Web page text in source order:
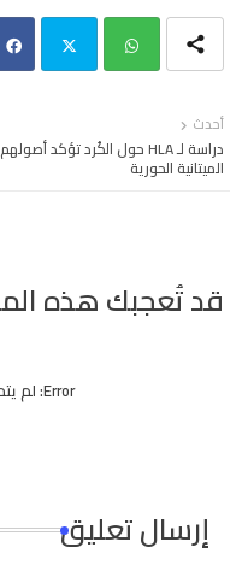
tter
ats
أحدث
دراسة لـ HLA حول الكُرد تؤكد أصولهم
الميتانية الحورية
قد تُعجبك هذه
Error: لم
إرسال تعليق